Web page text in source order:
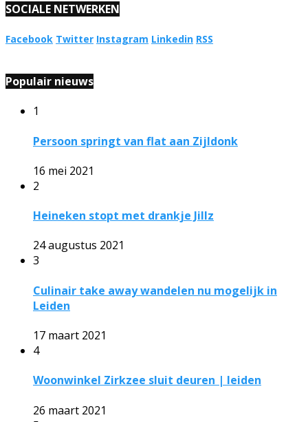
SOCIALE NETWERKEN
Facebook Twitter Instagram Linkedin RSS
Populair nieuws
1
Persoon springt van flat aan Zijldonk
16 mei 2021
2
Heineken stopt met drankje Jillz
24 augustus 2021
3
Culinair take away wandelen nu mogelijk in
Leiden
17 maart 2021
4
Woonwinkel Zirkzee sluit deuren | leiden
26 maart 2021